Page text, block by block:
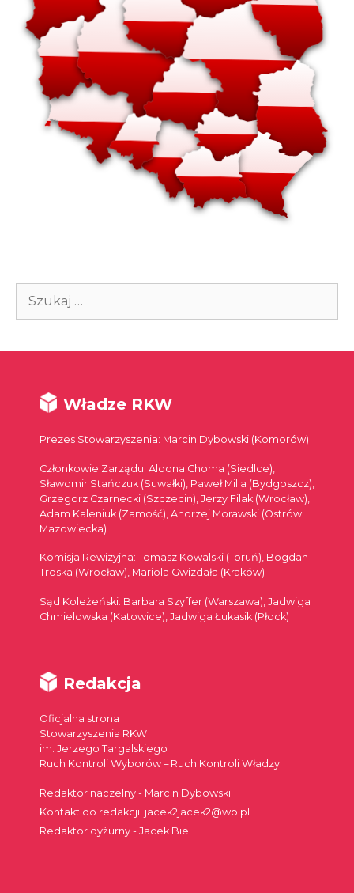
Szukaj:
Władze RKW
Prezes Stowarzyszenia: Marcin Dybowski (Komorów)
Członkowie Zarządu: Aldona Choma (Siedlce),
Sławomir Stańczuk (Suwałki), Paweł Milla (Bydgoszcz),
Grzegorz Czarnecki (Szczecin), Jerzy Filak (Wrocław),
Adam Kaleniuk (Zamość), Andrzej Morawski (Ostrów
Mazowiecka)
Komisja Rewizyjna: Tomasz Kowalski (Toruń), Bogdan
Troska (Wrocław), Mariola Gwizdała (Kraków)
Sąd Koleżeński: Barbara Szyffer (Warszawa), Jadwiga
Chmielowska (Katowice), Jadwiga Łukasik (Płock)
Redakcja
Oficjalna strona
Stowarzyszenia RKW
im. Jerzego Targalskiego
Ruch Kontroli Wyborów – Ruch Kontroli Władzy
Redaktor naczelny - Marcin Dybowski
Kontakt do redakcji: jacek2jacek2@wp.pl
Redaktor dyżurny - Jacek Biel